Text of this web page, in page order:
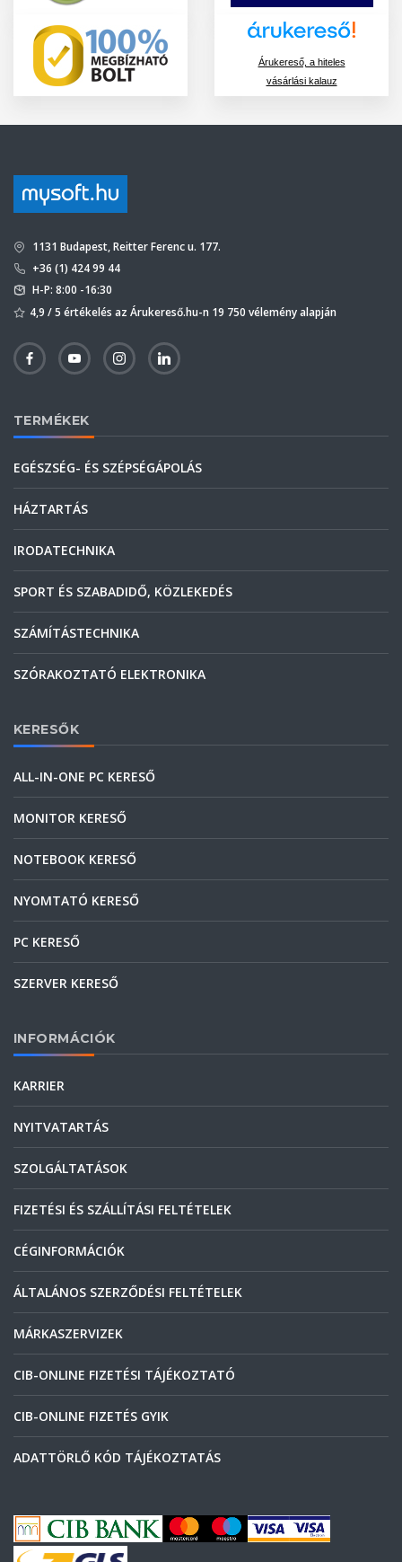
Árukereső, a hiteles
vásárlási kalauz
1131 Budapest, Reitter Ferenc u. 177.
+36 (1) 424 99 44
H-P: 8:00 -16:30
4,9 / 5 értékelés az Árukereső.hu-n 19 750 vélemény alapján
TERMÉKEK
EGÉSZSÉG- ÉS SZÉPSÉGÁPOLÁS
HÁZTARTÁS
IRODATECHNIKA
SPORT ÉS SZABADIDŐ, KÖZLEKEDÉS
SZÁMÍTÁSTECHNIKA
SZÓRAKOZTATÓ ELEKTRONIKA
KERESŐK
ALL-IN-ONE PC KERESŐ
MONITOR KERESŐ
NOTEBOOK KERESŐ
NYOMTATÓ KERESŐ
PC KERESŐ
SZERVER KERESŐ
INFORMÁCIÓK
KARRIER
NYITVATARTÁS
SZOLGÁLTATÁSOK
FIZETÉSI ÉS SZÁLLÍTÁSI FELTÉTELEK
CÉGINFORMÁCIÓK
ÁLTALÁNOS SZERZŐDÉSI FELTÉTELEK
MÁRKASZERVIZEK
CIB-ONLINE FIZETÉSI TÁJÉKOZTATÓ
CIB-ONLINE FIZETÉS GYIK
ADATTÖRLŐ KÓD TÁJÉKOZTATÁS